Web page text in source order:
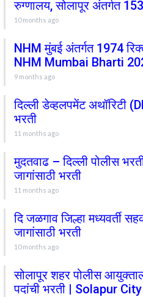
रुग्णालय, सोलापूर अंतर्गत
10 months ago
NHM मुंबई अंतर्गत 1974
NHM Mumbai Bharti
9 months ago
दिल्ली डेव्हलपमेंट अथॉरिटी
भरती
11 months ago
मुदतवाढ – दिल्ली पोलीस
जागांसाठी भरती
11 months ago
दि जळगाव जिल्हा मध्यवर्ती
जागांसाठी भरती
10 months ago
सोलापूर शहर पोलीस
पदांची भरती | Solapur